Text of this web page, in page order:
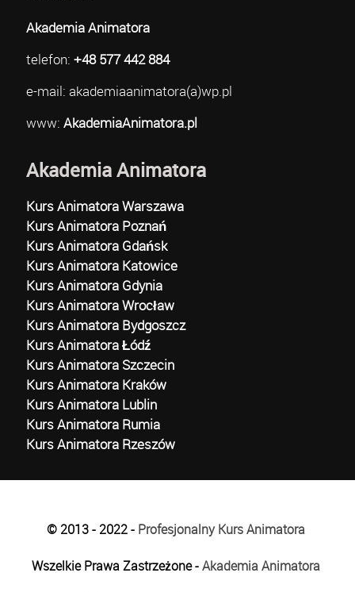
Akademia Animatora
telefon: +48 577 442 884
e-mail: akademiaanimatora(a)wp.pl
www: AkademiaAnimatora.pl
Akademia Animatora
Kurs Animatora Warszawa
Kurs Animatora Poznań
Kurs Animatora Gdańsk
Kurs Animatora Katowice
Kurs Animatora Gdynia
Kurs Animatora Wrocław
Kurs Animatora Bydgoszcz
Kurs Animatora Łódź
Kurs Animatora Szczecin
Kurs Animatora Kraków
Kurs Animatora Lublin
Kurs Animatora Rumia
Kurs Animatora Rzeszów
© 2013 - 2022 - Profesjonalny Kurs Animatora
Wszelkie Prawa Zastrzeżone -Akademia Animatora